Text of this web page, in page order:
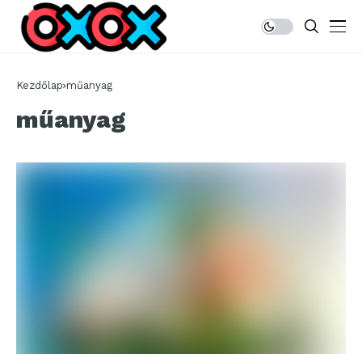
Kezdőlap műanyag
műanyag